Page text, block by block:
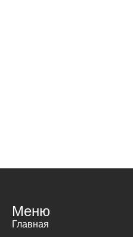
Меню
Главная